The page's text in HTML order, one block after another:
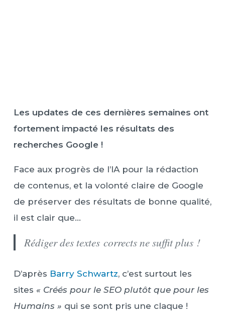
Les updates de ces dernières semaines ont
fortement impacté les résultats des
recherches Google !
Face aux progrès de l’IA pour la rédaction
de contenus, et la volonté claire de Google
de préserver des résultats de bonne qualité,
il est clair que…
Rédiger des textes corrects ne suffit plus !
D’après Barry Schwartz, c’est surtout les
sites « Créés pour le SEO plutôt que pour les
Humains » qui se sont pris une claque !